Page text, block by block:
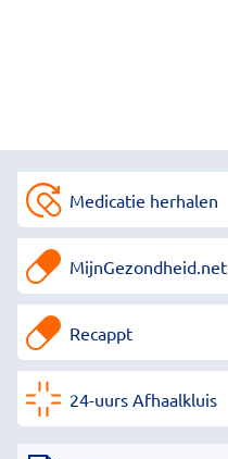
Medicatie herhalen
MijnGezondheid.net
Recappt
24-uurs Afhaalkluis